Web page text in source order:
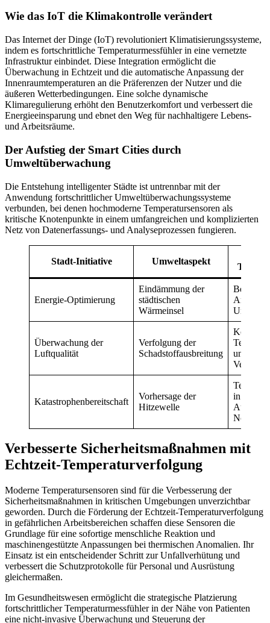
Wie das IoT die Klimakontrolle verändert
Das Internet der Dinge (IoT) revolutioniert Klimatisierungssysteme,
indem es fortschrittliche Temperaturmessfühler in eine vernetzte
Infrastruktur einbindet. Diese Integration ermöglicht die
Überwachung in Echtzeit und die automatische Anpassung der
Innenraumtemperaturen an die Präferenzen der Nutzer und die
äußeren Wetterbedingungen. Eine solche dynamische
Klimaregulierung erhöht den Benutzerkomfort und verbessert die
Energieeinsparung und ebnet den Weg für nachhaltigere Lebens-
und Arbeitsräume.
Der Aufstieg der Smart Cities durch
Umweltüberwachung
Die Entstehung intelligenter Städte ist untrennbar mit der
Anwendung fortschrittlicher Umweltüberwachungssysteme
verbunden, bei denen hochmoderne Temperatursensoren als
kritische Knotenpunkte in einem umfangreichen und komplizierten
Netz von Datenerfassungs- und Analyseprozessen fungieren.
Stadt-Initiative Umweltaspekt
Energie-Optimierung
Eindämmung der
städtischen
Wärmeinsel
Überwachung der
Luftqualität
Verfolgung der
Schadstoffausbreitung
und
Katastrophenbereitschaft
Vorhersage der
Hitzewelle
in
Verbesserte Sicherheitsmaßnahmen mit
Echtzeit-Temperaturverfolgung
Moderne Temperatursensoren sind für die Verbesserung der
Sicherheitsmaßnahmen in kritischen Umgebungen unverzichtbar
geworden. Durch die Förderung der Echtzeit-Temperaturverfolgung
in gefährlichen Arbeitsbereichen schaffen diese Sensoren die
Grundlage für eine sofortige menschliche Reaktion und
maschinengestützte Anpassungen bei thermischen Anomalien. Ihr
Einsatz ist ein entscheidender Schritt zur Unfallverhütung und
verbessert die Schutzprotokolle für Personal und Ausrüstung
gleichermaßen.
Im Gesundheitswesen ermöglicht die strategische Platzierung
fortschrittlicher Temperaturmessfühler in der Nähe von Patienten
eine nicht-invasive Überwachung und Steuerung der